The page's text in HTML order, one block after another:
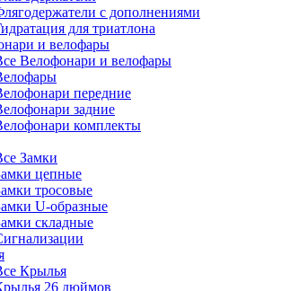
с дополнениями
для триатлона
и велофары
Велофонари и велофары
передние
задние
комплекты
Замки
цепные
тросовые
U-образные
складные
Крылья
26 дюймов